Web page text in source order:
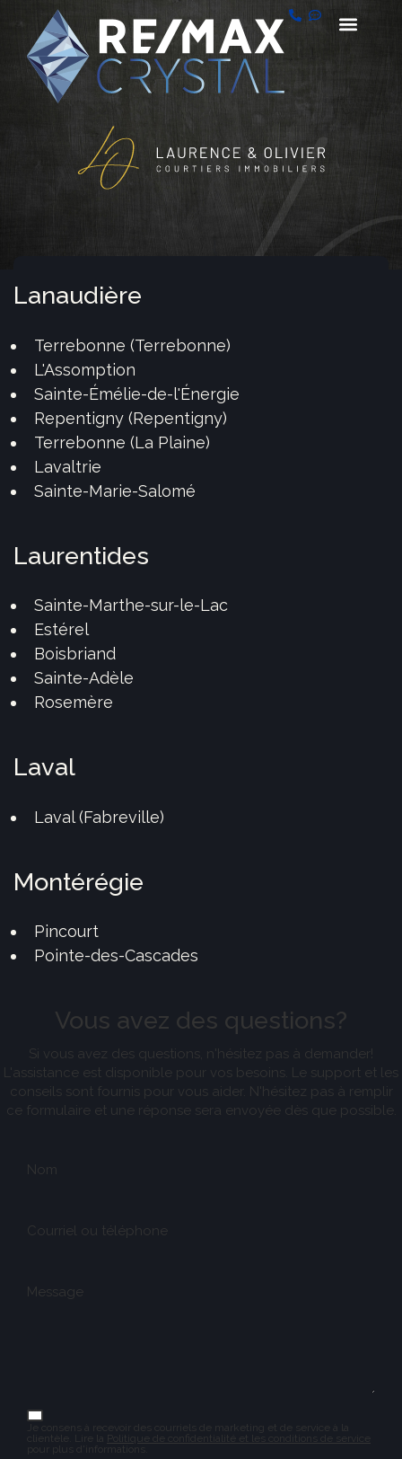
Lanaudière
Terrebonne (Terrebonne)
L'Assomption
Sainte-Émélie-de-l'Énergie
Repentigny (Repentigny)
Terrebonne (La Plaine)
Lavaltrie
Sainte-Marie-Salomé
Laurentides
Sainte-Marthe-sur-le-Lac
Estérel
Boisbriand
Sainte-Adèle
Rosemère
Laval
Laval (Fabreville)
Montérégie
Pincourt
Pointe-des-Cascades
Vous avez des questions?
Si vous avez des questions, n'hésitez pas à demander!
L'assistance est disponible pour vos besoins. Le support et les
conseils sont fournis pour vous aider. N'hésitez pas à remplir
ce formulaire et une réponse sera envoyée dès que possible.
Nom
Courriel ou téléphone
Message
Je consens à recevoir des courriels de marketing et de service à la
clientèle. Lire la Politique de confidentialité et les conditions de service
pour plus d'informations.